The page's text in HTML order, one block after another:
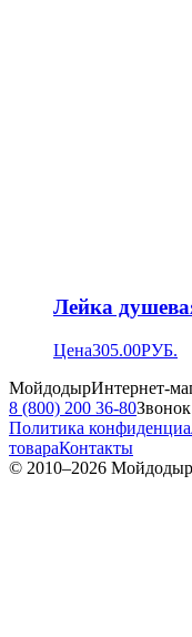
Лейка
Цена305.00РУБ.
МойдодырИнтернет-
8 (800) 200 36-80
Политика
товараКонтакты
© 2010–2026